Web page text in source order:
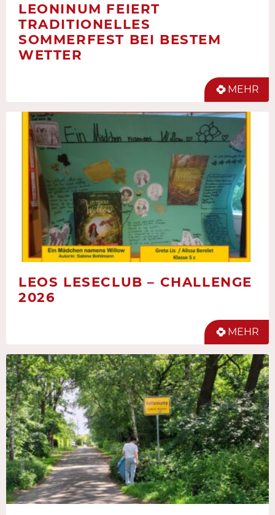
LEONINUM FEIERT
TRADITIONELLES
SOMMERFEST BEI BESTEM
WETTER
MEHR
LEOS LESECLUB – CHALLENGE
2026
MEHR